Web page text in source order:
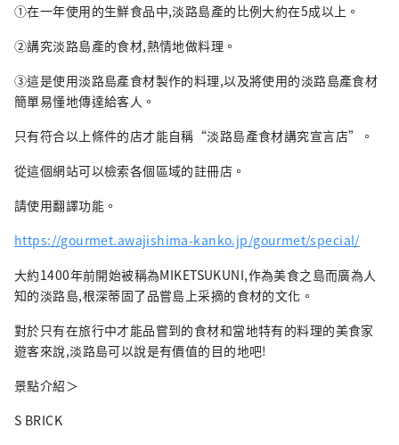
①在一年使用的生鮮食品中,淡路島產的比例大約在5成以上。
②講究淡路島產的食材,熱情地做料理。
③這是使用淡路島產食材製作的料理,以及將使用的淡路島產食材
簡單易懂地傳達給客人。
只有符合以上條件的店才能自稱“淡路島產食材講究宣言店”。
從這個網站可以檢索各個區域的註冊店。
請使用翻譯功能。
https://gourmet.awajishima-kanko.jp/gourmet/special/
大約1400年前開始被稱為MIKETSUKUNI,作為美食之島而廣為人
知的淡路島,根深蒂固了品嘗島上采摘的食材的文化。
對於只有在旅行中才能品嘗到的食材和當地特有的料理的美食家
遊客來說,淡路島可以說是有價值的目的地吧!
景點介紹＞
S BRICK